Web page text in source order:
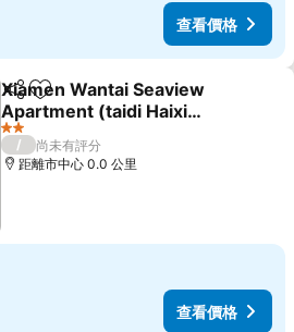
查看價格
分享 加入我的最愛
Xiamen Wantai Seaview
Apartment (taidi Haixi
Branch)
2 星級
/
尚未有評分
距離市中心 0.0 公里
查看價格